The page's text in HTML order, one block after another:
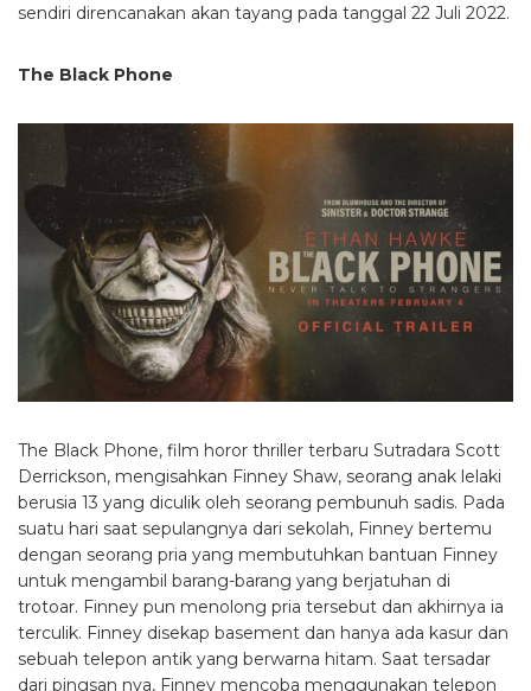
sendiri direncanakan akan tayang pada tanggal 22 Juli 2022.
The Black Phone
The Black Phone, film horor thriller terbaru Sutradara Scott
Derrickson, mengisahkan Finney Shaw, seorang anak lelaki
berusia 13 yang diculik oleh seorang pembunuh sadis. Pada
suatu hari saat sepulangnya dari sekolah, Finney bertemu
dengan seorang pria yang membutuhkan bantuan Finney
untuk mengambil barang-barang yang berjatuhan di
trotoar. Finney pun menolong pria tersebut dan akhirnya ia
terculik. Finney disekap basement dan hanya ada kasur dan
sebuah telepon antik yang berwarna hitam. Saat tersadar
dari pingsan nya, Finney mencoba menggunakan telepon